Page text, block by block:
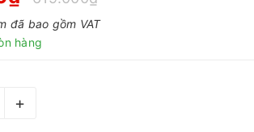
đã bao gồm VAT
hàng
+